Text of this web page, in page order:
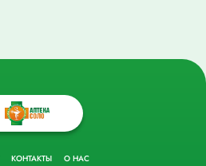
КОНТАКТЫ О НАС